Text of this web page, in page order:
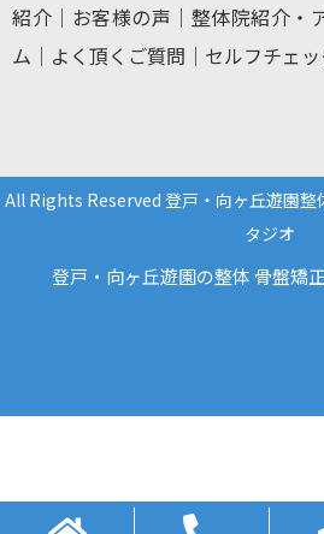
紹介 ｜ お客様の声 ｜ 整体院紹介・
ム ｜ よく頂くご質問 ｜ セルフチェッ
All Rights Reserved 登戸・向ヶ丘遊園整
タジオ
登戸・向ヶ丘遊園の整体 骨盤矯